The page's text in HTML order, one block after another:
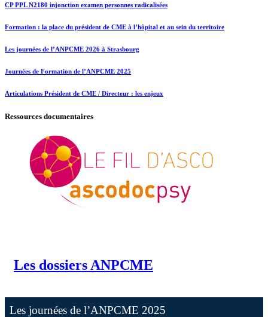
CP PPL N2180 injonction examen personnes radicalisées
Formation : la place du président de CME à l’hôpital et au sein du territoire
Les journées de l’ANPCME 2026 à Strasbourg
Journées de Formation de l’ANPCME 2025
Articulations Président de CME / Directeur : les enjeux
Ressources documentaires
Les dossiers ANPCME
Les journées de l’ANPCME 2025